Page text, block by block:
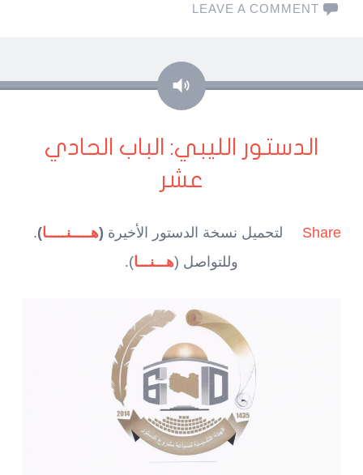
LEAVE A COMMENT
صوت
الدستور الليبي: الباب الحادي
عشر
Share لتحميل نسخة الدستور الأخيرة (هـــــنـــــا)
.
وللتواصل (هـــنـــا).